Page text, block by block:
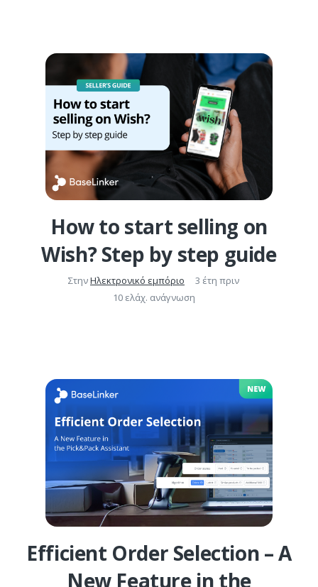
How to start selling on
Wish? Step by step guide
ΣτηνΗλεκτρονικό εμπόριο
3 έτη πριν
10 ελάχ. ανάγνωση
Efficient Order Selection – A
New Feature in the